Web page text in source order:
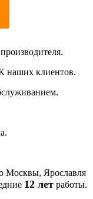
.
наших клиентов.
Москвы, Ярославля
12 лет работы.